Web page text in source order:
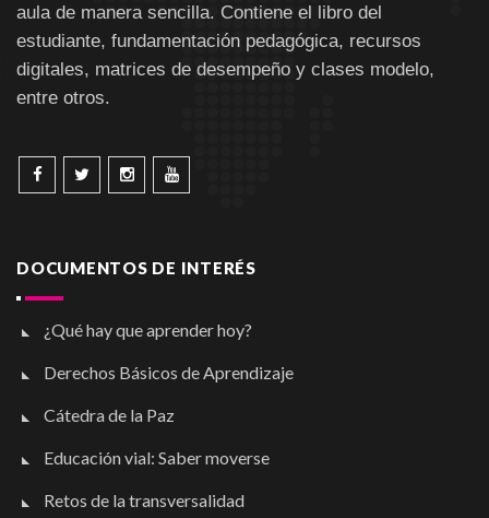
aula de manera sencilla. Contiene el libro del
estudiante, fundamentación pedagógica, recursos
digitales, matrices de desempeño y clases modelo,
entre otros.
DOCUMENTOS DE INTERÉS
¿Qué hay que aprender hoy?
Derechos Básicos de Aprendizaje
Cátedra de la Paz
Educación vial: Saber moverse
Retos de la transversalidad